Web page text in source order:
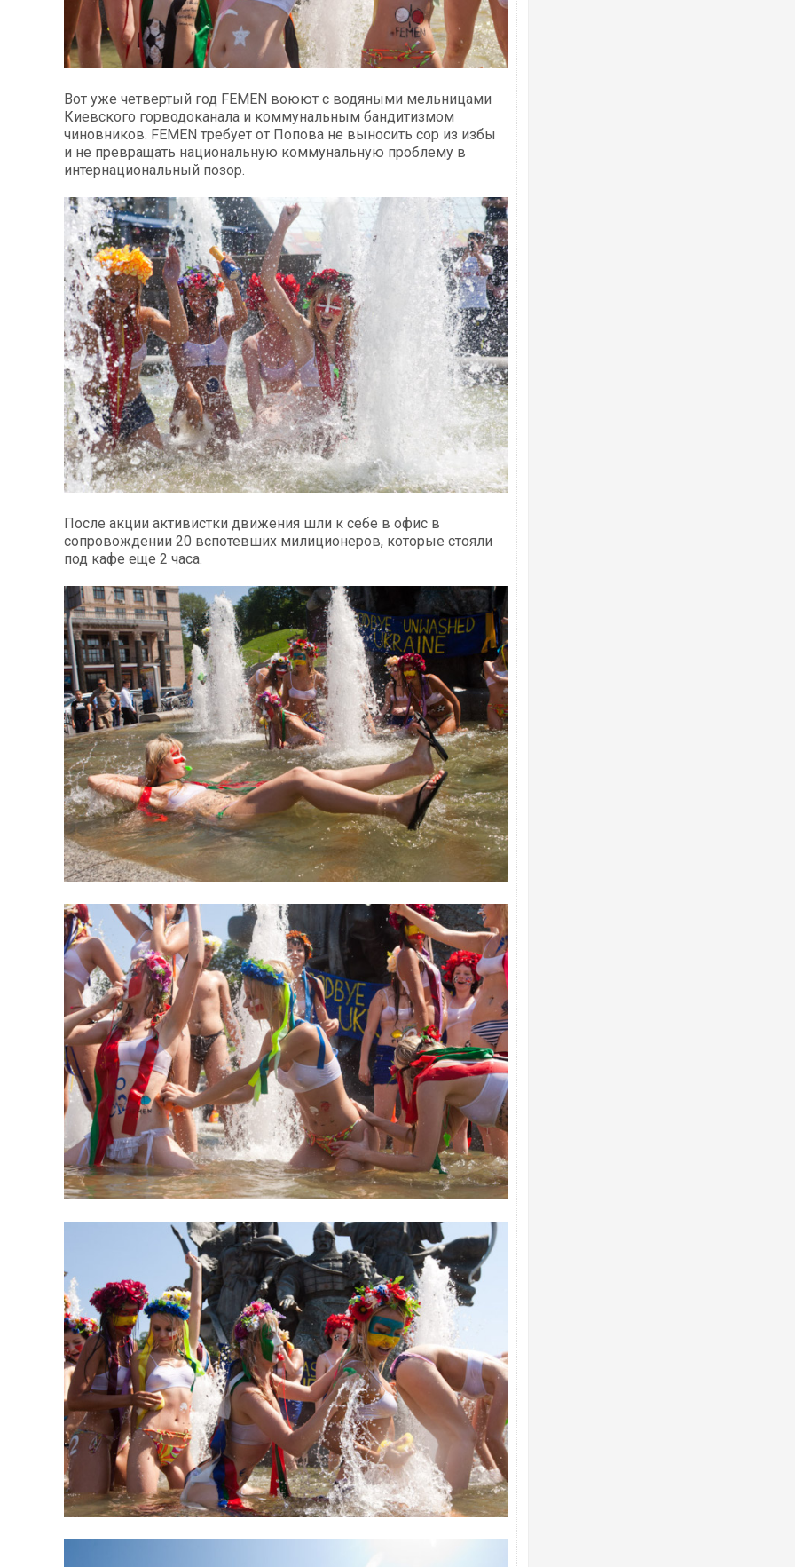
Вот уже четвертый год FEMEN воюют с водяными мельницами
Киевского горводоканала и коммунальным бандитизмом
чиновников. FEMEN требует от Попова не выносить сор из избы
и не превращать национальную коммунальную проблему в
интернациональный позор.
После акции активистки движения шли к себе в офис в
сопровождении 20 вспотевших милиционеров, которые стояли
под кафе еще 2 часа.